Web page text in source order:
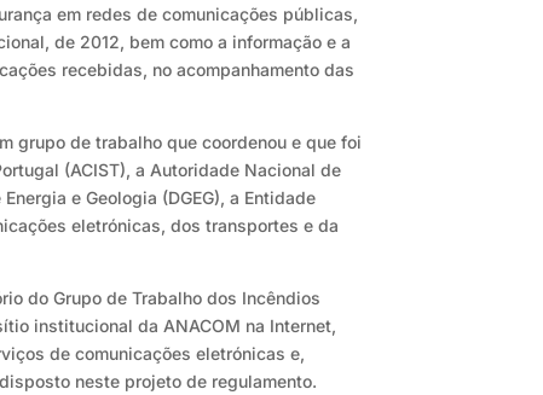
em redes de comunicações públicas,
de 2012, bem como a informação e a
recebidas, no acompanhamento das
grupo de trabalho que coordenou e que foi
(ACIST), a Autoridade Nacional de
e Geologia (DGEG), a Entidade
eletrónicas, dos transportes e da
do Grupo de Trabalho dos Incêndios
institucional da ANACOM na Internet,
de comunicações eletrónicas e,
neste projeto de regulamento.